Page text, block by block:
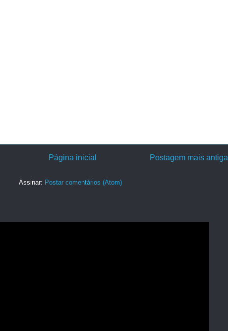
Postagem mais antiga
Página inicial
Assinar: Postar comentários (Atom)